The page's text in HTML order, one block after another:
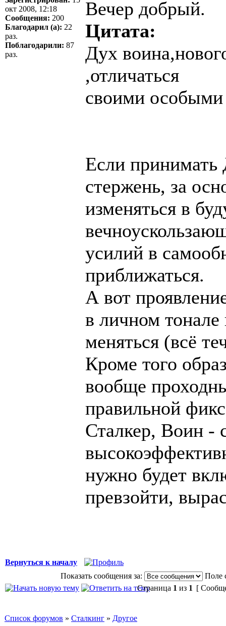
окт 2008, 12:18
Сообщения: 200
Благодарил (а): 22
раз.
Поблагодарили: 87
раз.
Вечер добрый.
Цитата:
Дух
,отличаться
своими особыми
Если принимать
стержень, за
изменяться в
усилий в
приближаться.
А вот
в личном тонале
меняться (всё
Кроме того
вообще
правильной
Сталкер, Воин -
нужно будет
превзойти,
Вернуться к началу
Показать сообщения за:
Поле
Страница 1 из 1 [
Список форумов » Сталкинг » Другое